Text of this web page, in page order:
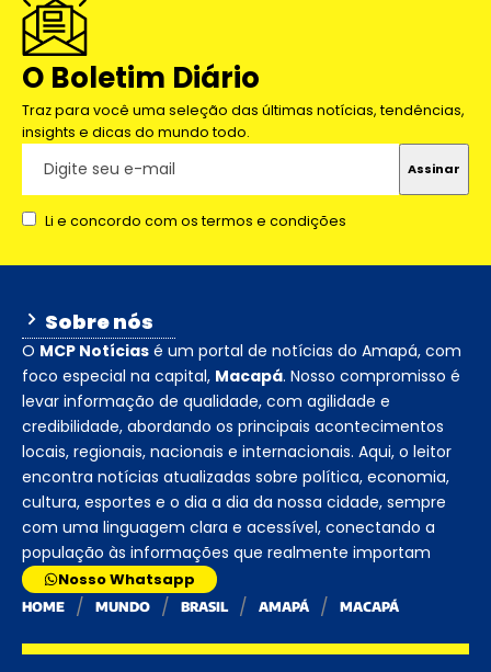
O Boletim Diário
Traz para você uma seleção das últimas notícias, tendências,
insights e dicas do mundo todo.
Li e concordo com os termos e condições
Sobre nós
O MCP Notícias é um portal de notícias do Amapá, com
foco especial na capital, Macapá. Nosso compromisso é
levar informação de qualidade, com agilidade e
credibilidade, abordando os principais acontecimentos
locais, regionais, nacionais e internacionais. Aqui, o leitor
encontra notícias atualizadas sobre política, economia,
cultura, esportes e o dia a dia da nossa cidade, sempre
com uma linguagem clara e acessível, conectando a
população às informações que realmente importam
Nosso Whatsapp
HOME MUNDO BRASIL AMAPÁ MACAPÁ